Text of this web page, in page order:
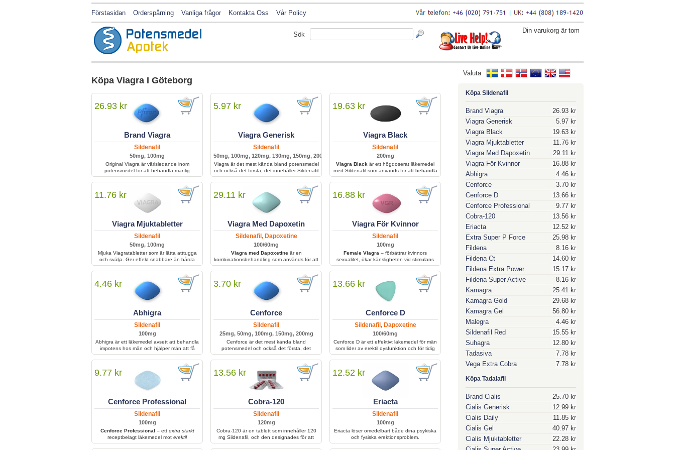
Förstasidan Orderspårning Vanliga frågor Kontakta Oss Vår Policy
Din varukorg är tom
Sök
Köpa Viagra I Göteborg
26.93 kr
Brand Viagra
Sildenafil
50mg, 100mg
Original Viagra är värlsledande inom
potensmedel för att behandla manlig
impotens. Viagra är världskänd för att ha
botat miljontals män världen över, med deras
5.97 kr
Viagra Generisk
Sildenafil
50mg, 100mg, 120mg, 130mg, 150mg, 200mg
Viagra är det mest kända bland potensmedel
och också det första, det innehåller Sildenafil
och hjälper män med svårigheter att
bibehålla sin erektion tillräckligt länge för att
19.63 kr
Viagra Black
Sildenafil
200mg
Viagra Black är ett högdoserat läkemedel
med Sildenafil som används för att behandla
erektil dysfunktion hos män som behöver
starkare effekt. Det ger långvariga resultat
och förbättrad sexuell prestation i fall där
vanliga ED-behandlingar inte är tillräckliga.
11.76 kr
Viagra Mjuktabletter
Sildenafil
50mg, 100mg
Mjuka Viagratabletter som är lätta atttugga
och svälja. Ger effekt snabbare än hårda
tabletter då de upptas avdin kropp snabbare,
den aktiva substansen är i dessa Sildenafil.
29.11 kr
Viagra Med Dapoxetin
Sildenafil, Dapoxetine
100/60mg
Viagra med Dapoxetineär en
kombinationsbehandling som används för att
behandla erektil dysfunktion och för tidig
utlösning. Den hjälper män att uppnå och
behålla en erektion samtidigt som kontrollen
över klimax förbättras för ökad sexuell
prestation och tillfredsställelse.
16.88 kr
Viagra För Kvinnor
Sildenafil
100mg
Female Viagra – förbättrar kvinnors
sexualitet, ökar känsligheten vid stimulans
och hjälper till att uppnå intensiv sexuell
tillfredsställelse med starkare upplevelser.
4.46 kr
Abhigra
Sildenafil
100mg
Abhigra är ett läkemedel avsett att behandla
impotens hos män och hjälper män att få
erektion för sexuell aktivitet samt att behålla
den under den speciella tiden. Du ska bara
ta Abhigra om du lider av impotens. Den
vanligaste dosen för detta läkemedel är en
100 mg tablett. Detta läkemedel faller under
klassificeringen PDE-5-hämmare, vilket är
Användning av Abhigra kommer att
att höja blodflödet till penis.
3.70 kr
Cenforce
Sildenafil
25mg, 50mg, 100mg, 150mg, 200mg
Cenforce är det mest kända bland
potensmedel och också det första, det
innehåller Sildenafil och hjälper män med
svårigheter att bibehålla sin erektion
tillräckligt länge för att kunna ha bra sex.
13.66 kr
Cenforce D
Sildenafil, Dapoxetine
100/60mg
Cenforce D är ett effektivt läkemedel för män
som lider av erektil dysfunktion och för tidig
utlösning. Kombinationen av två aktiva
ingredienser gör att behandlingen förbättrar
blodflödet, stärker erektionen och förlänger
samlaget. Med regelbunden användning kan
Cenforce D bidra till ökad självkänsla, bättre
sexuell prestanda och större tillfredsställelse i
9.77 kr
Cenforce Professional
Sildenafil
100mg
Cenforce Professional – ett extra starkt
receptbelagt läkemedel mot erektil
dysfunktion; börjar verka snabbare än vanlig
13.56 kr
Cobra-120
Sildenafil
120mg
Cobra-120 är en tablett som innehåller 120
mg Sildenafil, och den designades för att
behandla ett tillstånd som kallas erektil
12.52 kr
Eriacta
Sildenafil
100mg
Eriacta löser omedelbart både dina psykiska
och fysiska erektionsproblem.
Valuta
Köpa Sildenafil
Brand Viagra
26.93 kr
Viagra Generisk
5.97 kr
Viagra Black
19.63 kr
Viagra Mjuktabletter
11.76 kr
Viagra Med Dapoxetin
29.11 kr
Viagra För Kvinnor
16.88 kr
Abhigra
4.46 kr
Cenforce
3.70 kr
Cenforce D
13.66 kr
Cenforce Professional
9.77 kr
Cobra-120
13.56 kr
Eriacta
12.52 kr
Extra Super P Force
25.98 kr
Fildena
8.16 kr
Fildena Ct
14.60 kr
Fildena Extra Power
15.17 kr
Fildena Super Active
8.16 kr
Kamagra
25.41 kr
Kamagra Gold
29.68 kr
Kamagra Gel
56.80 kr
Malegra
4.46 kr
Sildenafil Red
15.55 kr
Suhagra
12.80 kr
Tadasiva
7.78 kr
Vega Extra Cobra
7.78 kr
Köpa Tadalafil
Brand Cialis
25.70 kr
Cialis Generisk
12.99 kr
Cialis Daily
11.85 kr
Cialis Gel
40.97 kr
Cialis Mjuktabletter
22.28 kr